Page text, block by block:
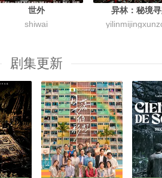
世外
shiwai
异林：秘境
剧集更新